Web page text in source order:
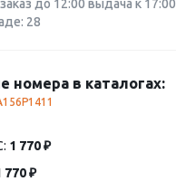
до 12:00 выдача к 17:00
28
номера в каталогах:
1 770 ₽
770 ₽